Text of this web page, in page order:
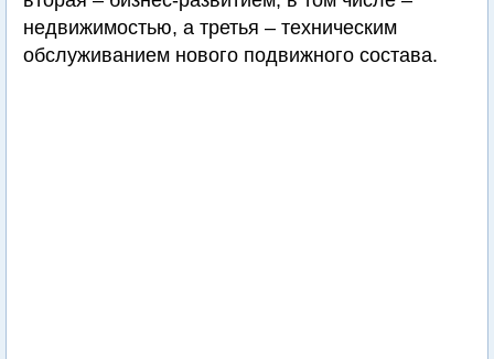
недвижимостью, а третья – техническим
обслуживанием нового подвижного состава.